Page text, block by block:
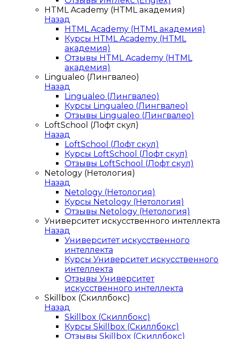
HTML Academy (HTML академия)
Назад
HTML Academy (HTML академия)
Курсы HTML Academy (HTML
академия)
Отзывы HTML Academy (HTML
академия)
Lingualeo (Лингвалео)
Назад
Lingualeo (Лингвалео)
Курсы Lingualeo (Лингвалео)
Отзывы Lingualeo (Лингвалео)
LoftSchool (Лофт скул)
Назад
LoftSchool (Лофт скул)
Курсы LoftSchool (Лофт скул)
Отзывы LoftSchool (Лофт скул)
Netology (Нетология)
Назад
Netology (Нетология)
Курсы Netology (Нетология)
Отзывы Netology (Нетология)
Университет искусственного интеллекта
Назад
Университет искусственного
интеллекта
Курсы Университет искусственного
интеллекта
Отзывы Университет
искусственного интеллекта
Skillbox (Скиллбокс)
Назад
Skillbox (Скиллбокс)
Курсы Skillbox (Скиллбокс)
Отзывы Skillbox (Скиллбокс)